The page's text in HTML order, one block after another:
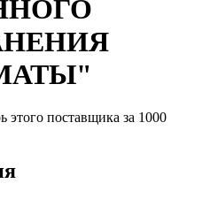
этого поставщика за 1000